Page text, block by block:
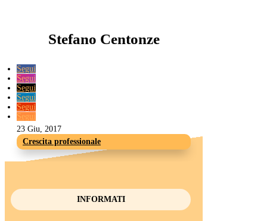
Stefano Centonze
Segui
Segui
Segui
Segui
Segui
Segui
23 Giu, 2017
Crescita professionale
INFORMATI